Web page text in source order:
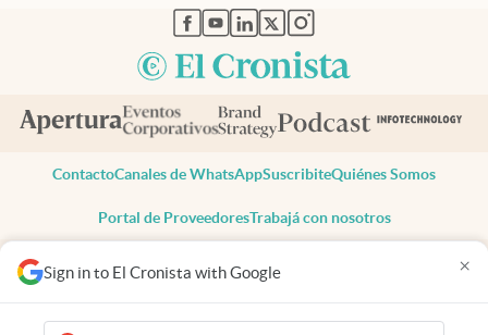
Sign in to El Cronista with Google ×
abre en nueva pestaña
abre en nueva pestaña
abre en nueva pestaña
abre en nueva pestaña
abre en nueva pestaña
ContactoCanales de WhatsAppSuscribiteQuiénes Somos
Portal de ProveedoresTrabajá con nosotros
Todos los derechos reservados
Privacidad